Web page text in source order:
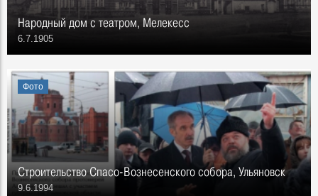
Народный дом с театром, Мелекесс
6.7.1905
Фото
Строительство Спасо-Вознесенского собора, Ульяновск
9.6.1994